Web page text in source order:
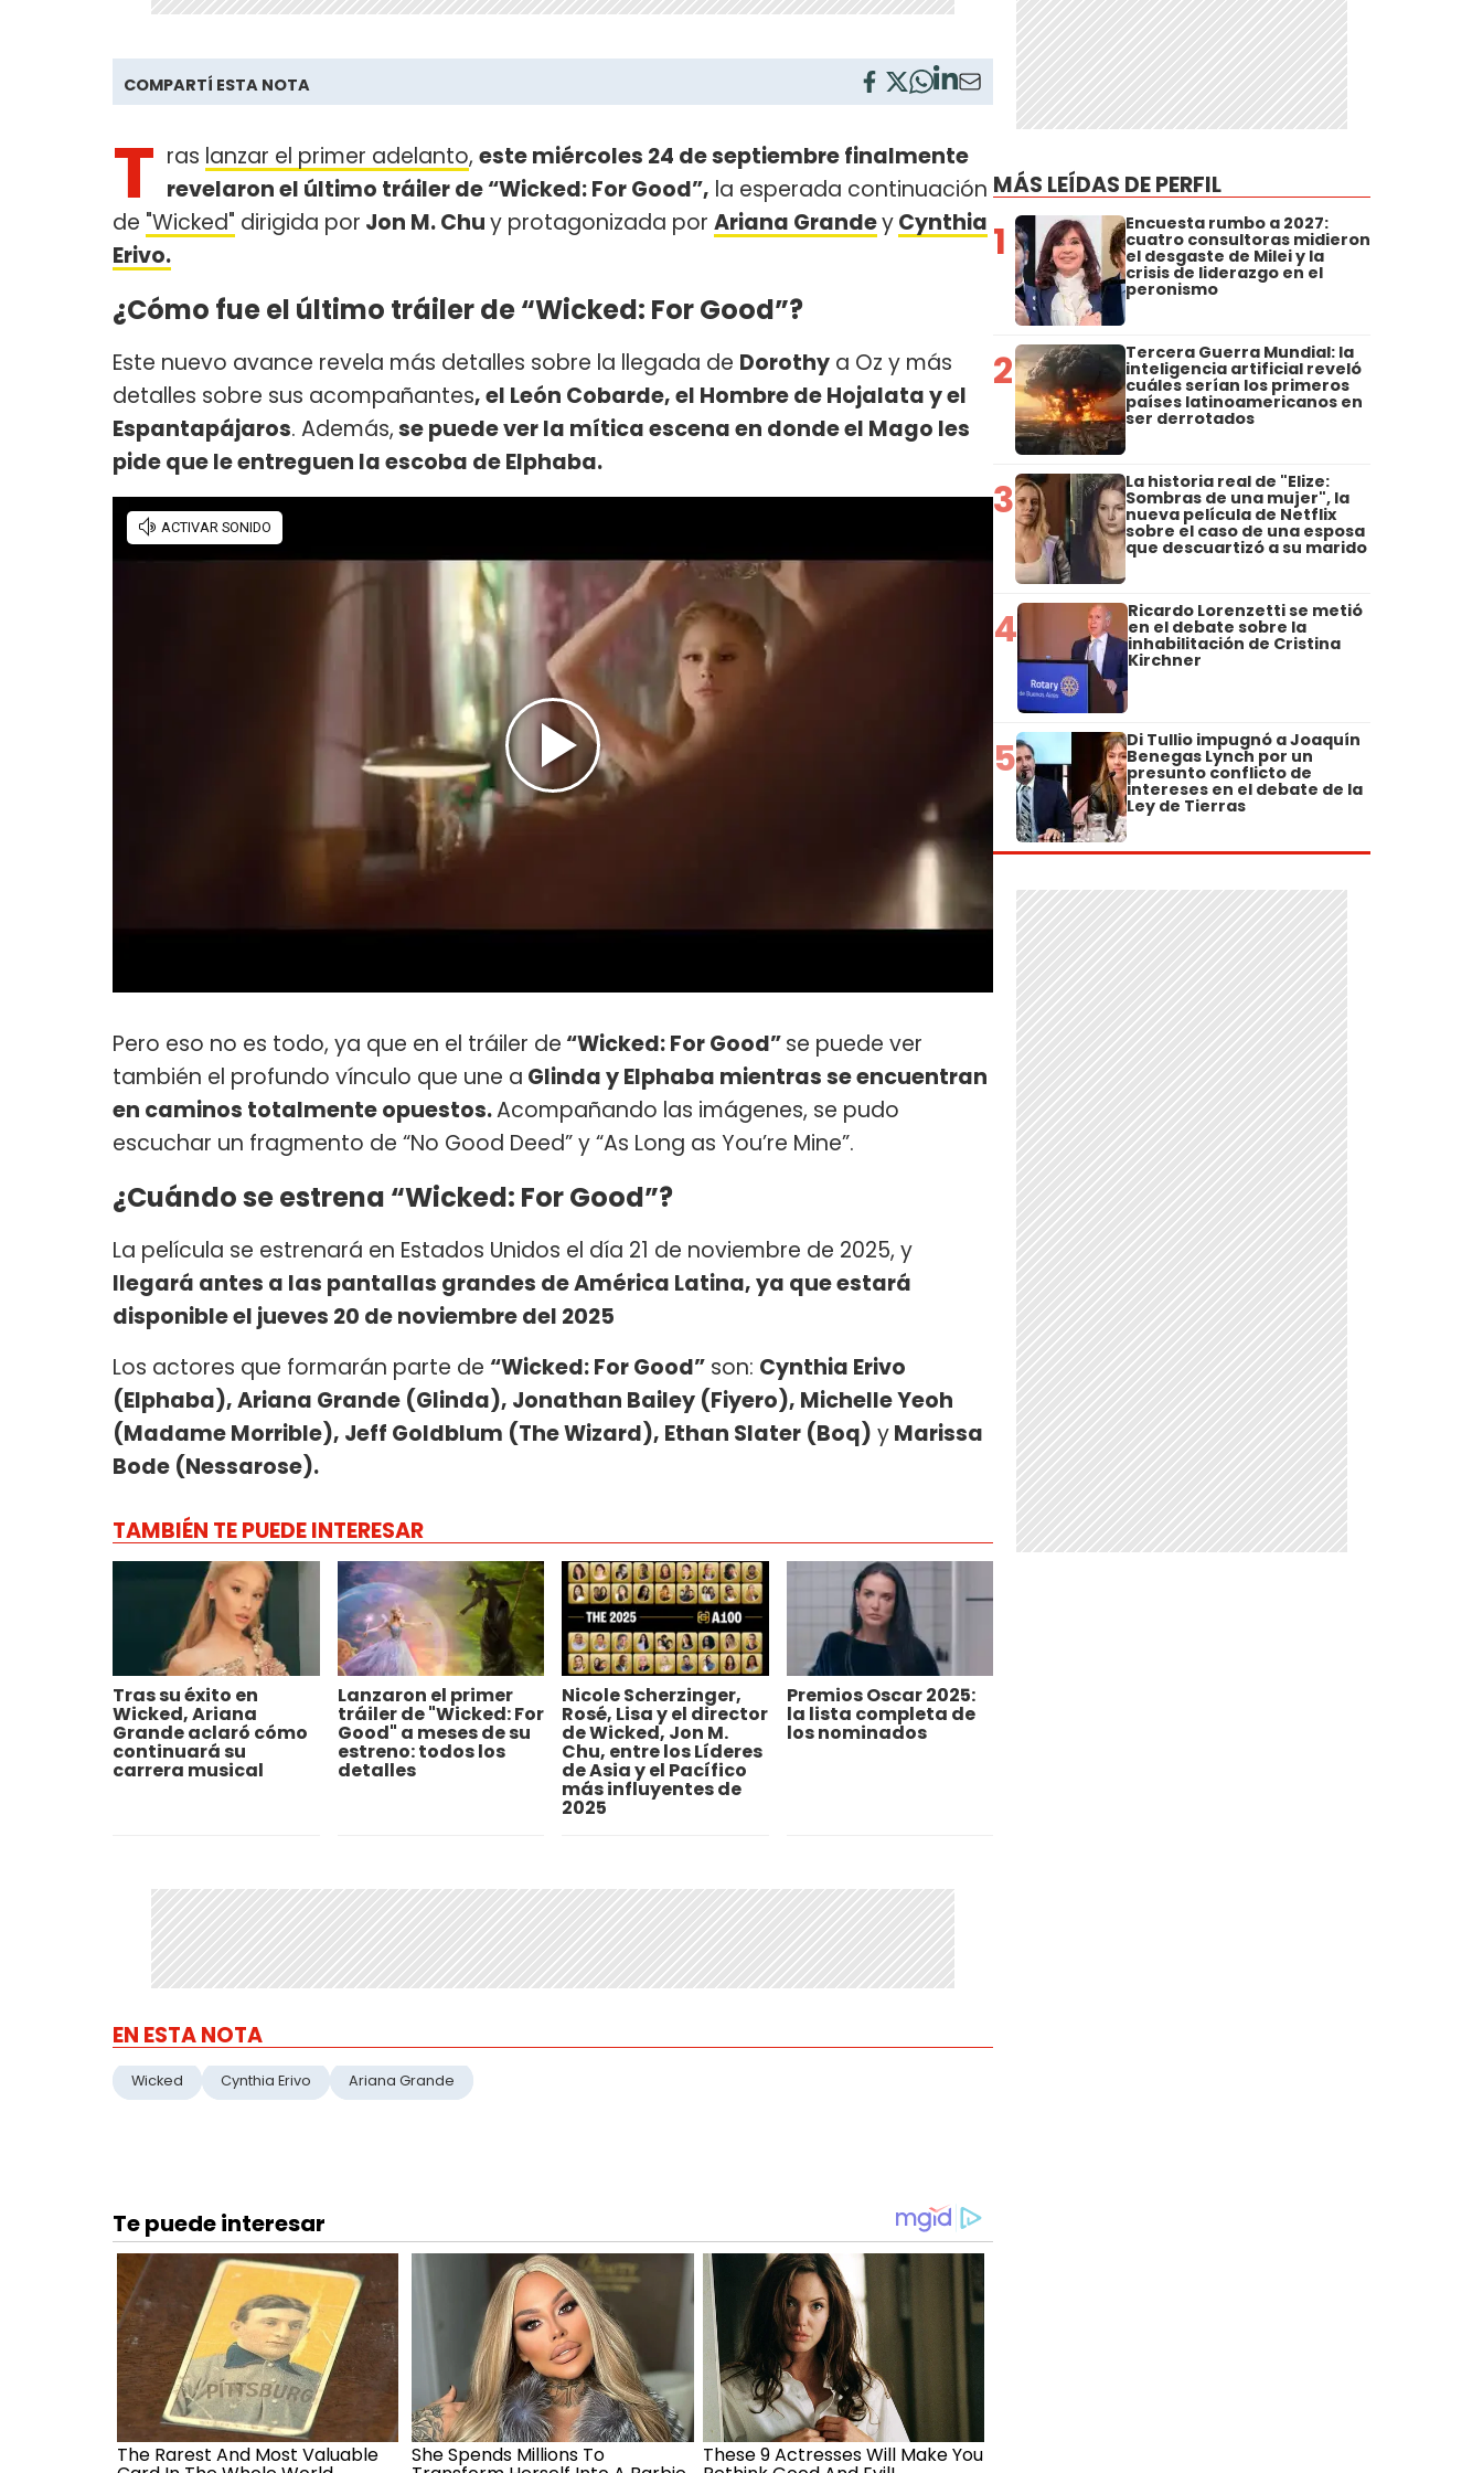
COMPARTÍ ESTA NOTA
T ras lanzar el primer adelanto, este miércoles 24 de septiembre finalmente
revelaron el último tráiler de “Wicked: For Good”, la esperada continuación
de "Wicked" dirigida por Jon M. Chuy protagonizada por Ariana GrandeyCynthia
Erivo.
¿Cómo fue el último tráiler de “Wicked: For Good”?
Este nuevo avance revela más detalles sobre la llegada de Dorothy a Oz y más
detalles sobre sus acompañantes, el León Cobarde, el Hombre de Hojalata y el
Espantapájaros. Además,se puede ver la mítica escena en donde el Mago les
pide que le entreguen la escoba de Elphaba.
Pero eso no es todo, ya que en el tráiler de “Wicked: For Good”se puede ver
también el profundo vínculo que une a Glinda y Elphaba mientras se encuentran
en caminos totalmente opuestos.Acompañando las imágenes, se pudo
escuchar un fragmento de “No Good Deed” y “As Long as You’re Mine”.
¿Cuándo se estrena “Wicked: For Good”?
La película se estrenará en Estados Unidos el día 21 de noviembre de 2025, y
llegará antes a las pantallas grandes de América Latina, ya que estará
disponible el jueves 20 de noviembre del 2025
Los actores que formarán parte de “Wicked: For Good” son: Cynthia Erivo
(Elphaba), Ariana Grande (Glinda), Jonathan Bailey (Fiyero), Michelle Yeoh
(Madame Morrible), Jeff Goldblum (The Wizard), Ethan Slater (Boq) yMarissa
Bode (Nessarose).
TAMBIÉN TE PUEDE INTERESAR
Tras su éxito en
Wicked, Ariana
Grande aclaró cómo
continuará su
carrera musical
Lanzaron el primer
tráiler de "Wicked: For
Good" a meses de su
estreno: todos los
detalles
Nicole Scherzinger,
Rosé, Lisa y el director
de Wicked, Jon M.
Chu, entre los Líderes
de Asia y el Pacífico
más influyentes de
2025
Premios Oscar 2025:
la lista completa de
los nominados
EN ESTA NOTA
Wicked Cynthia Erivo Ariana Grande
MÁS LEÍDAS DE PERFIL
1 Encuesta rumbo a 2027:
cuatro consultoras midieron
el desgaste de Milei y la
crisis de liderazgo en el
peronismo
2 Tercera Guerra Mundial: la
inteligencia artificial reveló
cuáles serían los primeros
países latinoamericanos en
ser derrotados
3 La historia real de "Elize:
Sombras de una mujer", la
nueva película de Netflix
sobre el caso de una esposa
que descuartizó a su marido
4 Ricardo Lorenzetti se metió
en el debate sobre la
inhabilitación de Cristina
Kirchner
5 Di Tullio impugnó a Joaquín
Benegas Lynch por un
presunto conflicto de
intereses en el debate de la
Ley de Tierras